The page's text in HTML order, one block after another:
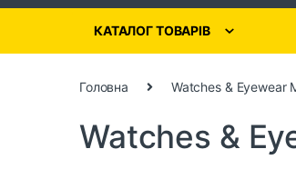
КАТАЛОГ ТОВАРІВ
Головна Watches & Eyewear
Watches &